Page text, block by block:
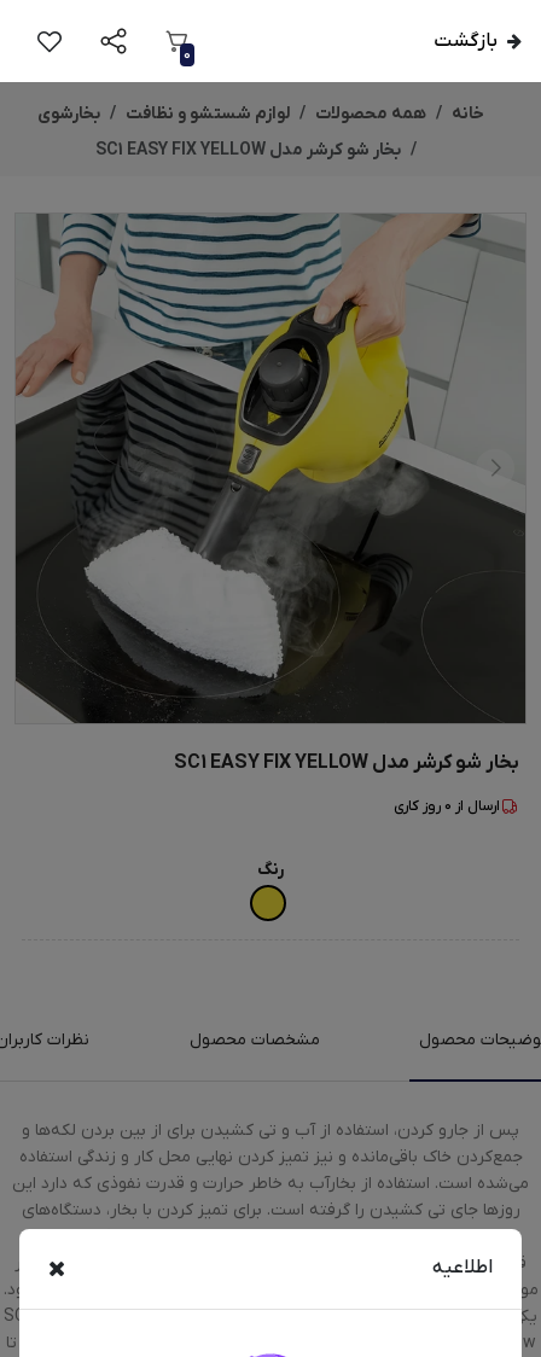
اطلاعیه
بازگشت
0
خانه همه محصولات لوازم شستشو و نظافت
بخارشوی
بخار شو کرشر مدل SC1 EASY FIX YELLOW
بخار شو کرشر مدل SC1 EASY FIX YELLOW
ارسال از 0 روز کاری
رنگ
محصول مشخصات محصول نظرات
پس از جارو کردن، استفاده از آب و تی کشیدن برای از بین بردن لکه‌ها و
جمع‌کردن خاک باقی‌مانده و نیز تمیز کردن نهایی محل کار و زندگی استفاده
می‌شده است. استفاده از بخارآب به خاطر حرارت و قدرت نفوذی که دارد این
روزها جای تی کشیدن را گرفته است. برای تمیز کردن با بخار، دستگاه‌های
بخارشوی متنوعی به بازار عرضه شد. تبدیل هر چه سریع‌تر آب به بخار و
قدرت متمرکز کردن بخار خروجی از نکاتی است که تولیدکنندگان مختلف در
مورد آن حساسیت ویژه‌ای به خرج می‌دهند تا محصولاتشان از بقیه بهتر شود.
یکی از این بخار شوی‌های بسیار با‌کیفیت موجود در بازار، کرشر مدل SC1 easy
fix yellow است. وزن بسیار مناسب 3.2 کیلوگرمی این محصول سبب شده تا